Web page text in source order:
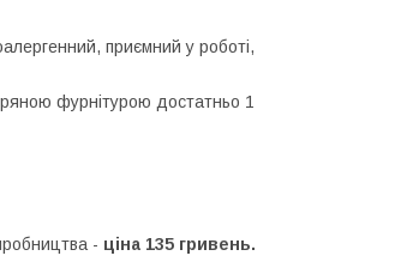
приємний у роботі,
фурнітурою достатньо 1
- ціна 135 гривень.